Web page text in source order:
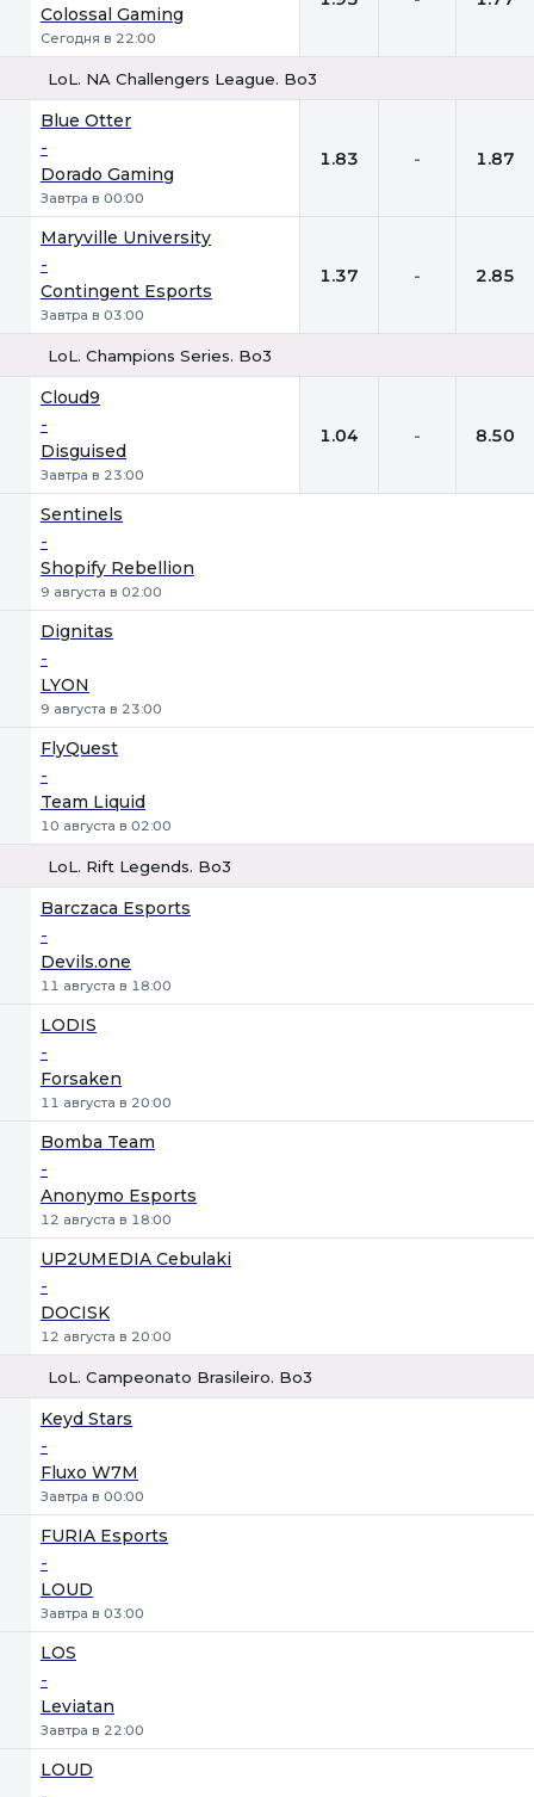
Colossal Gaming
Сегодня в 22:00
LoL. NA Challengers League. Bo3
Blue Otter
-
Dorado Gaming
Завтра в 00:00
1.83 - 1.87
Maryville University
-
Contingent Esports
Завтра в 03:00
1.37 - 2.85
LoL. Champions Series. Bo3
Cloud9
-
Disguised
Завтра в 23:00
1.04 - 8.50
Sentinels
-
Shopify Rebellion
9 августа в 02:00
Dignitas
-
LYON
9 августа в 23:00
FlyQuest
-
Team Liquid
10 августа в 02:00
LoL. Rift Legends. Bo3
Barczaca Esports
-
Devils.one
11 августа в 18:00
LODIS
-
Forsaken
11 августа в 20:00
Bomba Team
-
Anonymo Esports
12 августа в 18:00
UP2UMEDIA Cebulaki
-
DOCISK
12 августа в 20:00
LoL. Campeonato Brasileiro. Bo3
Keyd Stars
-
Fluxo W7M
Завтра в 00:00
FURIA Esports
-
LOUD
Завтра в 03:00
LOS
-
Leviatan
Завтра в 22:00
LOUD